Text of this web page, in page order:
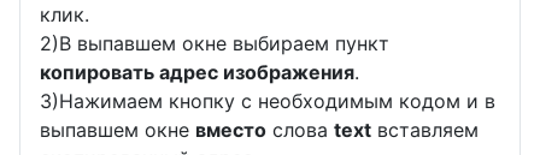
клик.
2)В выпавшем окне выбираем пункт
копировать адрес изображения.
3)Нажимаем кнопку с необходимым кодом и в
выпавшем окне вместо слова text вставляем